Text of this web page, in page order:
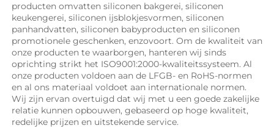
producten omvatten siliconen bakgerei, siliconen
keukengerei, siliconen ijsblokjesvormen, siliconen
panhandvatten, siliconen babyproducten en siliconen
promotionele geschenken, enzovoort. Om de kwaliteit van
onze producten te waarborgen, hanteren wij sinds
oprichting strikt het ISO9001:2000-kwaliteitssysteem. Al
onze producten voldoen aan de LFGB- en RoHS-normen
en al ons materiaal voldoet aan internationale normen.
Wij zijn ervan overtuigd dat wij met u een goede zakelijke
relatie kunnen opbouwen, gebaseerd op hoge kwaliteit,
redelijke prijzen en uitstekende service.